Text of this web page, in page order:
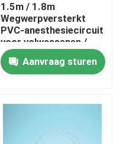
1.5m / 1.8m
Wegwerpversterkt
PVC-anesthesiecircuit
voor volwassenen /
kinderen
Aanvraag sturen